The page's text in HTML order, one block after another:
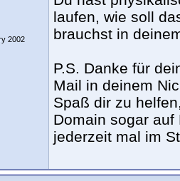
2002
laufen, wie soll
brauchst in
P.S. Danke für
Mail in deinem
Spaß dir zu
Domain sogar
jederzeit mal im